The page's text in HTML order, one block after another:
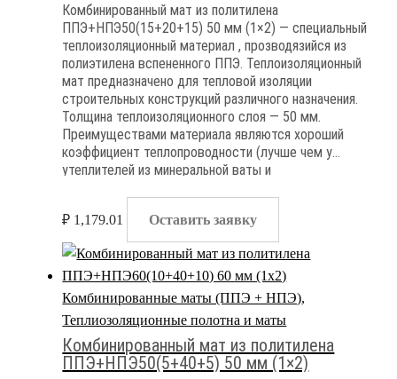
Комбинированный мат из политилена
ППЭ+НПЭ50(15+20+15) 50 мм (1×2) — специальный
теплоизоляционный материал , прозводязийся из
полиэтилена вспененного ППЭ. Теплоизоляционный
мат предназначено для тепловой изоляции
строительных конструкций различного назначения.
Толщина теплоизоляционного слоя — 50 мм.
Преимуществами материала являются хороший
коэффициент теплопроводности (лучше чем у
утеплителей из минеральной ваты и
группа горючести и полная паронепроницаемость
₽ 1,179.01 Оставить заявку
Комбинированные маты (ППЭ + НПЭ),
Теплиозоляционные полотна и маты
Комбинированный мат из политилена
ППЭ+НПЭ50(5+40+5) 50 мм (1×2)